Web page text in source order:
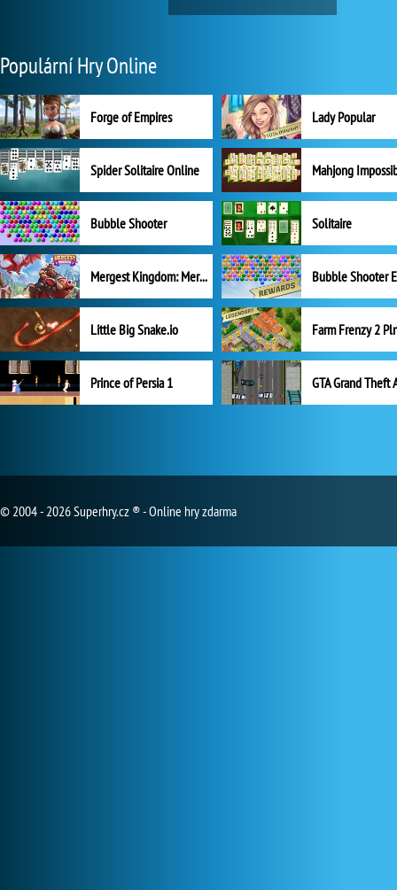
Populární Hry Online
Forge of Empires Lady Popular
Spider Solitaire Online Mahjong
Bubble Shooter Solitaire
Mergest Kingdom: Merge Puzzle
Little Big Snake.io
Prince of Persia 1 GTA Grand Theft
© 2004 - 2026 Superhry.cz ® - Online hry zdarma